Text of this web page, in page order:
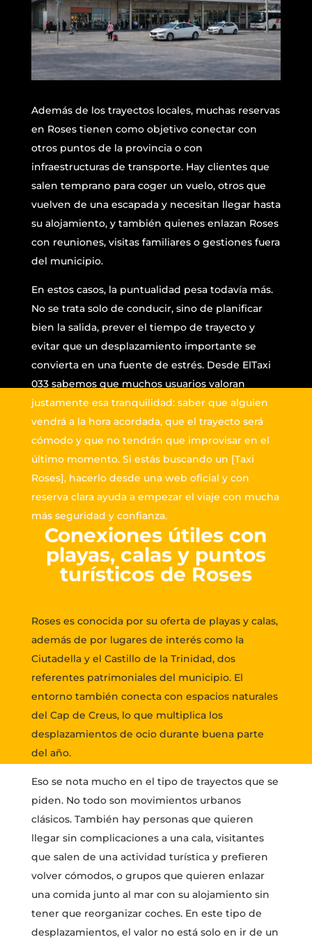
resuelto. Y en una zona
como Roses, con playa,
turismo, patrimonio,
urbanizaciones y
con otros puntos del
entorno, esa
tranquilidad vale
mucho. Si quieres
sobre desplazamientos
similares en la zona,
también te
cómo organizar un
traslado cómodo desde
una localidad costera
en temporada alta.
Además de los trayectos locales, muchas reservas
en Roses tienen como objetivo conectar con
otros puntos de la provincia o con
infraestructuras de transporte. Hay clientes que
salen temprano para coger un vuelo, otros que
vuelven de una escapada y necesitan llegar hasta
su alojamiento, y también quienes enlazan Roses
con reuniones, visitas familiares o gestiones fuera
del municipio.
En estos casos, la puntualidad pesa todavía más.
No se trata solo de conducir, sino de planificar
bien la salida, prever el tiempo de trayecto y
evitar que un desplazamiento importante se
convierta en una fuente de estrés. Desde ElTaxi
033 sabemos que muchos usuarios valoran
justamente esa tranquilidad: saber que alguien
vendrá a la hora acordada, que el trayecto será
cómodo y que no tendrán que improvisar en el
último momento. Si estás buscando un [Taxi
Roses], hacerlo desde una web oficial y con
reserva clara ayuda a empezar el viaje con mucha
más seguridad y confianza.
Conexiones útiles con
playas, calas y puntos
turísticos de Roses
Roses es conocida por su oferta de playas y calas,
además de por lugares de interés como la
Ciutadella y el Castillo de la Trinidad, dos
referentes patrimoniales del municipio. El
entorno también conecta con espacios naturales
del Cap de Creus, lo que multiplica los
desplazamientos de ocio durante buena parte
del año.
Eso se nota mucho en el tipo de trayectos que se
piden. No todo son movimientos urbanos
clásicos. También hay personas que quieren
llegar sin complicaciones a una cala, visitantes
que salen de una actividad turística y prefieren
volver cómodos, o grupos que quieren enlazar
una comida junto al mar con su alojamiento sin
tener que reorganizar coches. En este tipo de
desplazamientos, el valor no está solo en ir de un